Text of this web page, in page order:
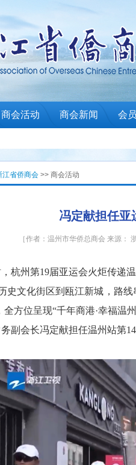
商会活动 商会新闻 会
江省侨商会 >> 商会活动
冯定献担任亚
［作者：温州市华侨总商会 来源
，杭州第19届亚运会火炬传递
史文化街区到瓯江新城，路
方位呈现“千年商港·幸福温
副会长冯定献担任温州站第14